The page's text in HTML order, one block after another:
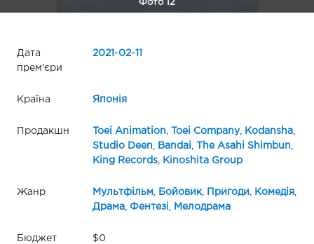
Фото 12
Дата
прем'єри
2021 -02-
Країна Японія
Продакшн Toei Animation, Toei Company, Kodansha,
Studio Deen, Bandai , The Asahi Shimbun,
King Records, Kinoshita Group
Жанр Мультфільм , Бойовик, Пригоди , Комедія ,
Драма, Фентезі , Мелодрама
Бюджет $0